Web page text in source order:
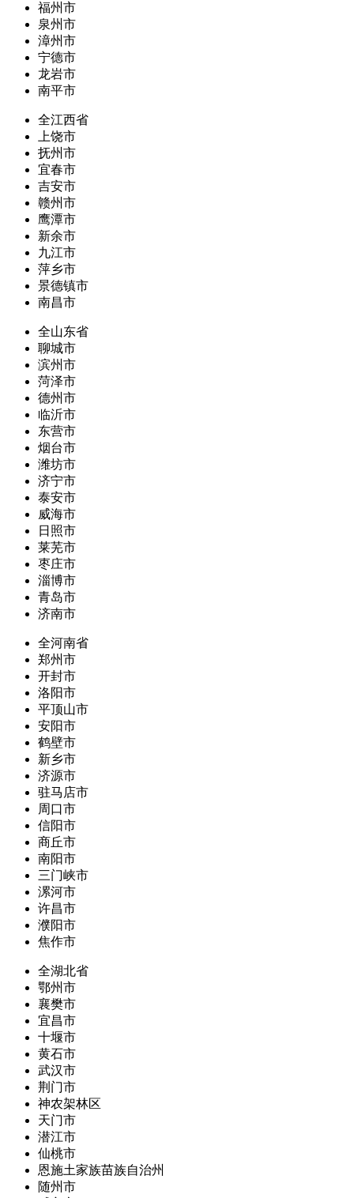
福州市
泉州市
漳州市
宁德市
龙岩市
南平市
全江西省
上饶市
抚州市
宜春市
吉安市
赣州市
鹰潭市
新余市
九江市
萍乡市
景德镇市
南昌市
全山东省
聊城市
滨州市
菏泽市
德州市
临沂市
东营市
烟台市
潍坊市
济宁市
泰安市
威海市
日照市
莱芜市
枣庄市
淄博市
青岛市
济南市
全河南省
郑州市
开封市
洛阳市
平顶山市
安阳市
鹤壁市
新乡市
济源市
驻马店市
周口市
信阳市
商丘市
南阳市
三门峡市
漯河市
许昌市
濮阳市
焦作市
全湖北省
鄂州市
襄樊市
宜昌市
十堰市
黄石市
武汉市
荆门市
神农架林区
天门市
潜江市
仙桃市
恩施土家族苗族自治州
随州市